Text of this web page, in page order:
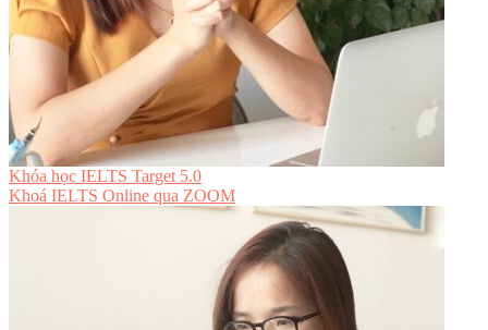
Khóa học IELTS Target 5.0
Khoá IELTS Online qua ZOOM